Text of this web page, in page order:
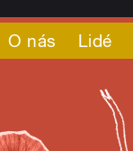
O nás Lidé